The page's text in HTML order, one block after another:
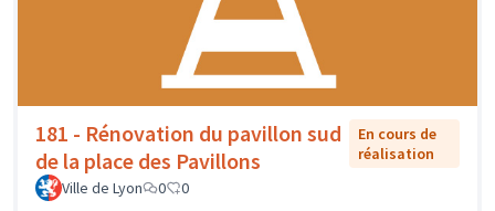
181 - Rénovation du pavillon sud
de la place des Pavillons
En cours de
réalisation
Ville de Lyon
0 0